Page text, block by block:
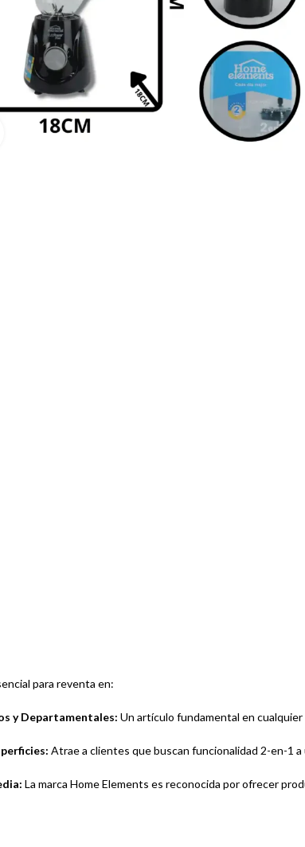
Haz clic para ampliar
para reventa en:
y Departamentales: Un artículo fundamental en
Atrae a clientes que buscan funcionalidad 2-en-1
La marca Home Elements es reconocida por ofrecer